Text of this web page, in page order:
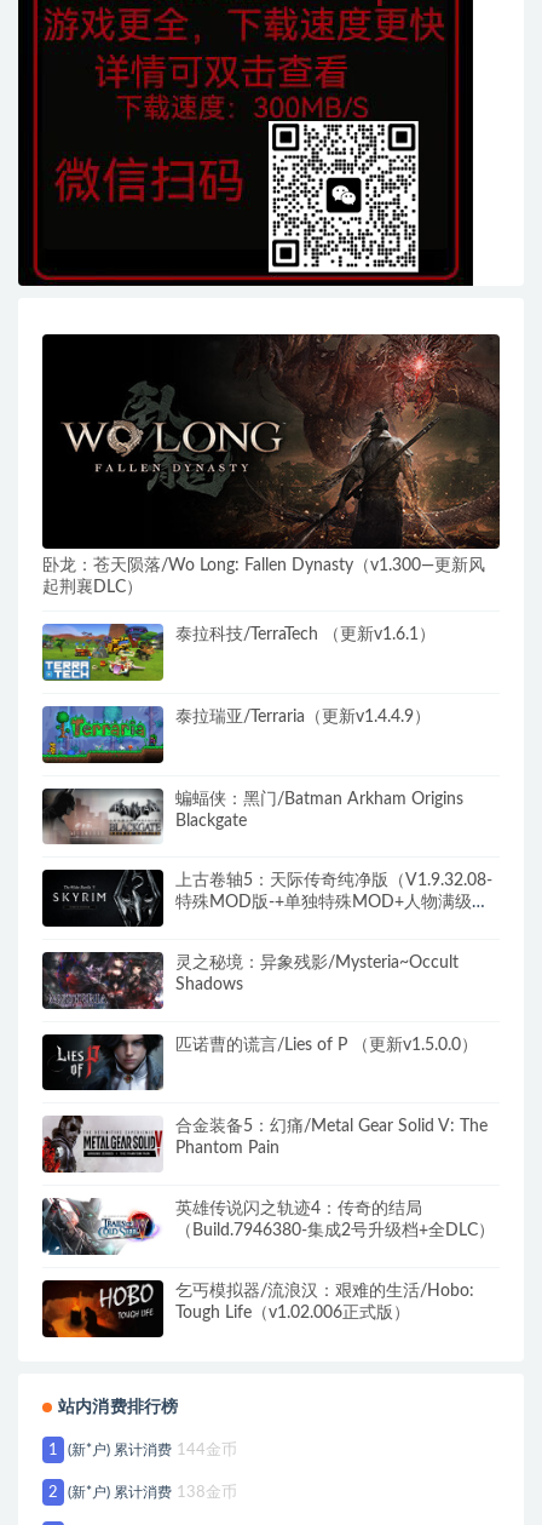
卧龙：苍天陨落/Wo Long: Fallen Dynasty（v1.300—更新风
起荆襄DLC）
泰拉科技/TerraTech （更新v1.6.1）
泰拉瑞亚/Terraria（更新v1.4.4.9）
蝙蝠侠：黑门/Batman Arkham Origins
Blackgate
上古卷轴5：天际传奇纯净版（V1.9.32.08-
特殊MOD版-+单独特殊MOD+人物满级存
灵之秘境：异象残影/Mysteria~Occult
Shadows
匹诺曹的谎言/Lies of P （更新v1.5.0.0）
合金装备5：幻痛/Metal Gear Solid V: The
Phantom Pain
英雄传说闪之轨迹4：传奇的结局
（Build.7946380-集成2号升级档+全DLC）
乞丐模拟器/流浪汉：艰难的生活/Hobo:
Tough Life（v1.02.006正式版）
站内消费排行榜
1 (新*户) 累计消费 144金币
2 (新*户) 累计消费 138金币